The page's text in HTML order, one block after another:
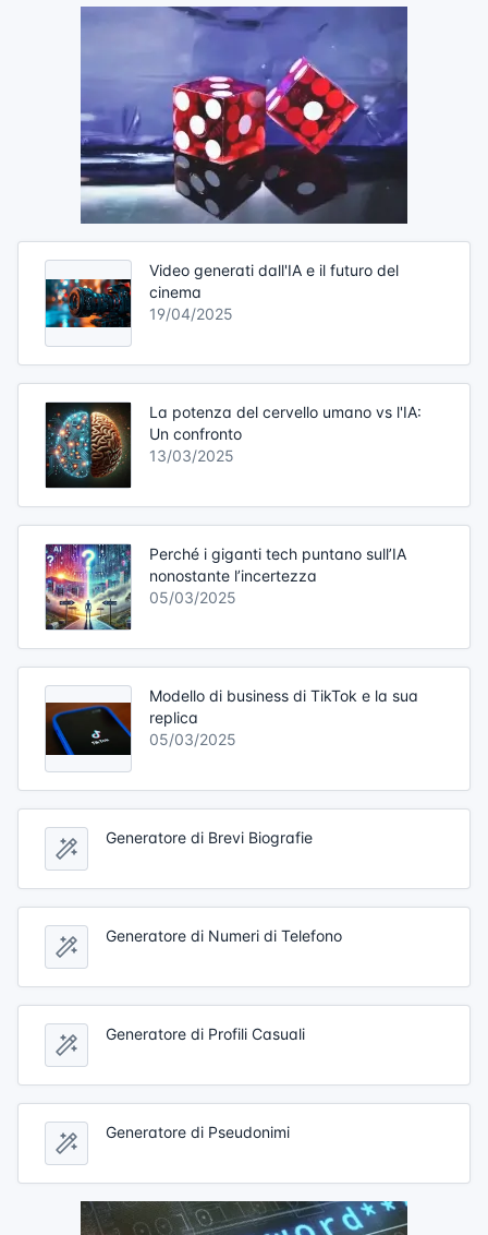
Video generati dall'IA e il futuro del
cinema
19/04/2025
La potenza del cervello umano vs l'IA:
Un confronto
13/03/2025
Perché i giganti tech puntano sull’IA
nonostante l’incertezza
05/03/2025
Modello di business di TikTok e la sua
replica
05/03/2025
Generatore di Brevi Biografie
Generatore di Numeri di Telefono
Generatore di Profili Casuali
Generatore di Pseudonimi